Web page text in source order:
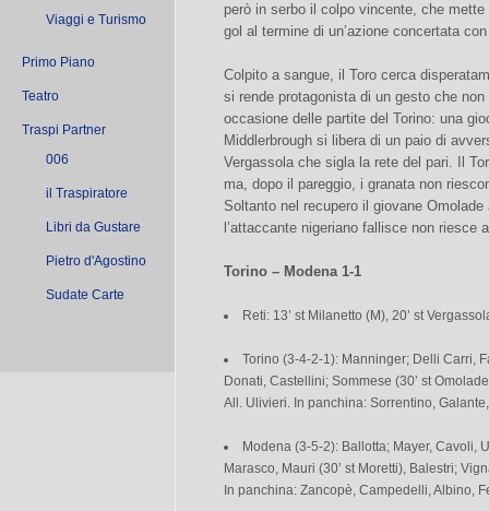
Viaggi e Turismo
Primo Piano
Teatro
Traspi Partner
006
il Traspiratore
Libri da Gustare
Pietro d'Agostino
Sudate Carte
però in serbo il colpo vincente, che
gol al termine di un’azione concertata
Colpito a sangue, il Toro cerca
si rende protagonista di un gesto che
occasione delle partite del Torino: una
Middlerbrough si libera di un paio di
Vergassola che sigla la rete del pari. Il
ma, dopo il pareggio, i granata non
Soltanto nel recupero il giovane
l’attaccante nigeriano fallisce non
Torino – Modena 1-1
Reti: 13’ st Milanetto (M), 20’ st
Torino (3-4-2-1): Manninger; Delli Carri,
Donati, Castellini; Sommese (30’ st
All. Ulivieri. In panchina: Sorrentino,
Modena (3-5-2): Ballotta; Mayer, Cavoli,
Marasco, Mauri (30’ st Moretti), Balestri;
In panchina: Zancopè, Campedelli, Albino,